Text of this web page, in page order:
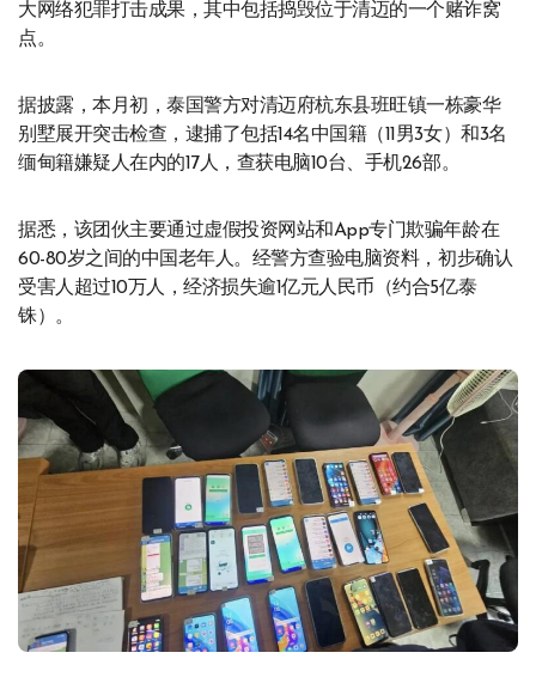
大网络犯罪打击成果，其中包括捣毁位于清迈的一个赌诈窝
点。
据披露，本月初，泰国警方对清迈府杭东县班旺镇一栋豪华
别墅展开突击检查，逮捕了包括14名中国籍（11男3女）和3名
缅甸籍嫌疑人在内的17人，查获电脑10台、手机26部。
据悉，该团伙主要通过虚假投资网站和App专门欺骗年龄在
60-80岁之间的中国老年人。经警方查验电脑资料，初步确认
受害人超过10万人，经济损失逾1亿元人民币（约合5亿泰
铢）。